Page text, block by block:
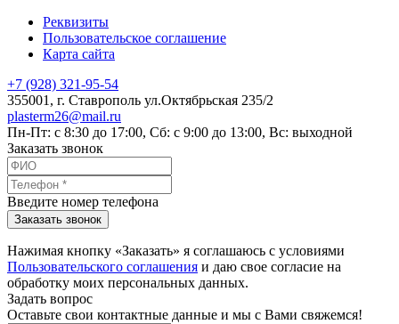
Реквизиты
Пользовательское соглашение
Карта сайта
+7 (928) 321-95-54
355001 , г. Ставрополь ул.Октябрьская 235/2
plasterm26@mail.ru
Пн-Пт: с 8:30 до 17:00, Сб: с 9:00 до 13:00, Вс: выходной
Заказать звонок
Введите номер телефона
Заказать звонок
Нажимая кнопку «Заказать» я соглашаюсь с условиями
Пользовательского соглашения и даю свое согласие на
обработку моих персональных данных.
Задать вопрос
Оставьте свои контактные данные и мы с Вами свяжемся!